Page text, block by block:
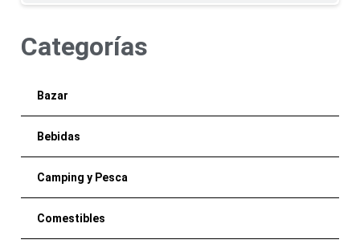
Categorías
Bazar
Bebidas
Camping y Pesca
Comestibles